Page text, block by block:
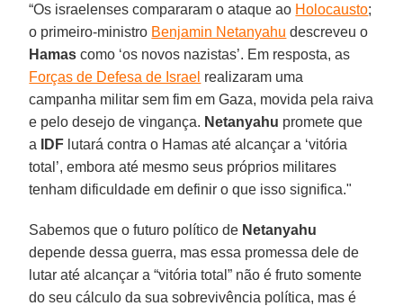
“Os israelenses compararam o ataque ao Holocausto;
o primeiro-ministro Benjamin Netanyahu descreveu o
Hamas como ‘os novos nazistas’. Em resposta, as
Forças de Defesa de Israel realizaram uma
campanha militar sem fim em Gaza, movida pela raiva
e pelo desejo de vingança. Netanyahu promete que
a
IDF lutará contra o Hamas até alcançar a ‘vitória
total’, embora até mesmo seus próprios militares
tenham dificuldade em definir o que isso significa."
Sabemos que o futuro político de Netanyahu
depende dessa guerra, mas essa promessa dele de
lutar até alcançar a “vitória total” não é fruto somente
do seu cálculo da sua sobrevivência política, mas é